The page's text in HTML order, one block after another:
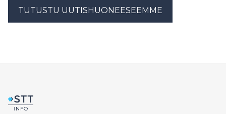
TUTUSTU UUTISHUONEESEEMME